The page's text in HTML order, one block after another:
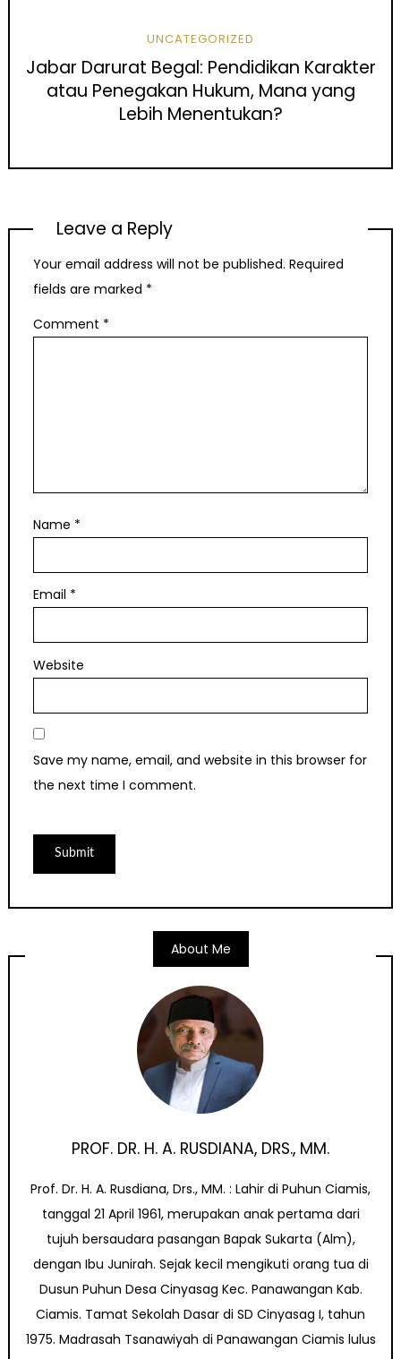
UNCATEGORIZED
Jabar Darurat Begal: Pendidikan Karakter
atau Penegakan Hukum, Mana yang
Lebih Menentukan?
Leave a Reply
Your email address will not be published. Required
fields are marked *
Comment *
Name *
Email *
Website
Save my name, email, and website in this browser for
the next time I comment.
About Me
PROF. DR. H. A. RUSDIANA, DRS., MM.
Prof. Dr. H. A. Rusdiana, Drs., MM. : Lahir di Puhun Ciamis,
tanggal 21 April 1961, merupakan anak pertama dari
tujuh bersaudara pasangan Bapak Sukarta (Alm),
dengan Ibu Junirah. Sejak kecil mengikuti orang tua di
Dusun Puhun Desa Cinyasag Kec. Panawangan Kab.
Ciamis. Tamat Sekolah Dasar di SD Cinyasag I, tahun
1975. Madrasah Tsanawiyah di Panawangan Ciamis lulus